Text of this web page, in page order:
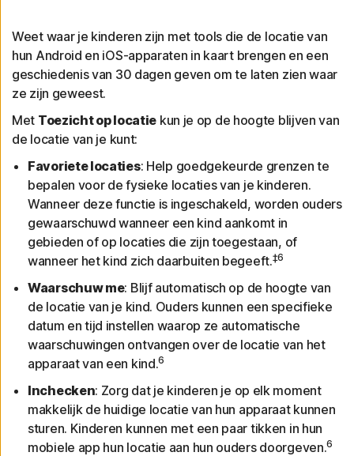
Weet waar je kinderen zijn met tools die de locatie van
hun Android en iOS-apparaten in kaart brengen en een
geschiedenis van 30 dagen geven om te laten zien waar
ze zijn geweest.
Met Toezicht op locatie kun je op de hoogte blijven van
de locatie van je kunt:
Favoriete locaties: Help goedgekeurde grenzen te
bepalen voor de fysieke locaties van je kinderen.
Wanneer deze functie is ingeschakeld, worden ouders
gewaarschuwd wanneer een kind aankomt in
gebieden of op locaties die zijn toegestaan, of
wanneer het kind zich daarbuiten begeeft.‡6
Waarschuw me: Blijf automatisch op de hoogte van
de locatie van je kind. Ouders kunnen een specifieke
datum en tijd instellen waarop ze automatische
waarschuwingen ontvangen over de locatie van het
apparaat van een kind.6
Inchecken: Zorg dat je kinderen je op elk moment
makkelijk de huidige locatie van hun apparaat kunnen
sturen. Kinderen kunnen met een paar tikken in hun
mobiele app hun locatie aan hun ouders doorgeven.6